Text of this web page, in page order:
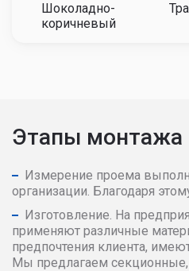
Шоколадно-
коричневый
Этапы монтажа
Измерение проема
организации. Благодаря
Изготовление. На
применяют различные
предпочтения клиента,
Мы предлагаем